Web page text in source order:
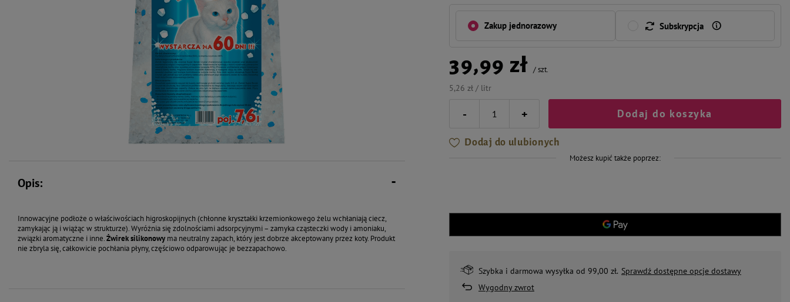
Zakup jednorazowy Subskrypcja
39,99 zł /szt.
5,26 zł / litr
- + Dodaj do koszyka
Dodaj do ulubionych
Możesz kupić także poprzez:
Szybka i darmowa wysyłka od 99,00 zł. Sprawdź dostępne opcje dostawy
Wygodny zwrot
Opis:
Innowacyjne podłoże o właściwościach higroskopijnych (chłonne kryształki krzemionkowego żelu wchłaniają ciecz,
zamykając ją i wiążąc w strukturze). Wyróżnia się zdolnościami adsorpcyjnymi – zamyka cząsteczki wody i amoniaku,
związki aromatyczne i inne.Żwirek silikonowy ma neutralny zapach, który jest dobrze akceptowany przez koty. Produkt
nie zbryla się, całkowicie pochłania płyny, częściowo odparowując je bezzapachowo.